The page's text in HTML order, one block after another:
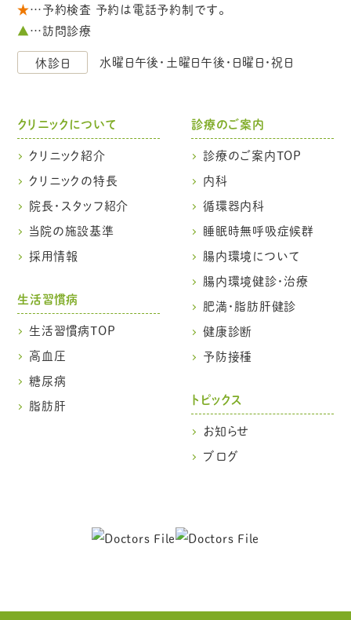
★…予約検査 予約は電話予約制です。
▲…訪問診療
休診日
水曜日午後・土曜日午後・日曜日・祝日
クリニックについて
クリニック紹介
クリニックの特長
院長・スタッフ紹介
当院の施設基準
採用情報
生活習慣病
生活習慣病TOP
高血圧
糖尿病
脂肪肝
診療のご案内
診療のご案内TOP
内科
循環器内科
睡眠時無呼吸症候群
腸内環境について
腸内環境健診・治療
肥満・脂肪肝健診
健康診断
予防接種
トピックス
お知らせ
ブログ